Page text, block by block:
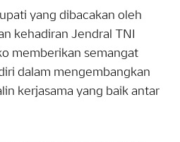
yang dibacakan oleh
kehadiran Jendral TNI
memberikan semangat
dalam mengembangkan
kerjasama yang baik antar